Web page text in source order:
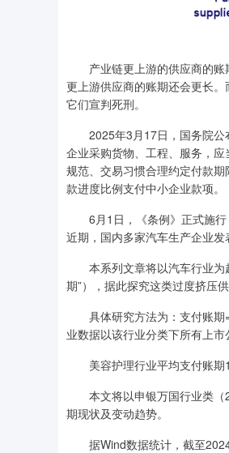
产业链更上游的供应商的账
更上游供应商的账期还会更长
它们宣判死刑。
2025年3月17日，国务院公
企业采购货物、工程、服务，
规范、交易习惯合理约定付款
款进度比例支付中小企业款项。
6月1日，《条例》正式施行，
近期，国内多家汽车生产企业发
本系列文章将以汽车行业为
期”），据此探究这类过度挤压
具体研究方法为：支付账期
业数据以该行业分类下所有上市
美容护理行业平均支付账期
本文将以申银万国行业类（
期现状及变动趋势。
据Wind数据统计，截至2024